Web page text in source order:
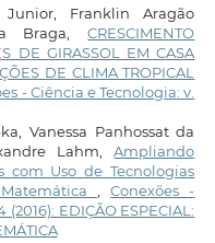
Franklin Aragão
Braga,CRESCIMENTO
DE GIRASSOL EM CASA
DE CLIMA TROPICAL
- Ciência e Tecnologia: v.
Vanessa Panhossat da
Lahm,Ampliando
com Uso de Tecnologias
,Conexões -
EDIÇÃO ESPECIAL: